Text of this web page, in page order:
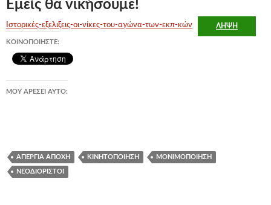
Εμείς θα νικήσουμε!
Ιστορικές-εξελιξεις-οι-νίκες-του-αγώνα-των-εκπ-κών ΛΉΨΗ
ΚΟΙΝΟΠΟΙΉΣΤΕ:
ΜΟΥ ΑΡΈΣΕΙ ΑΥΤΌ:
ΑΠΕΡΓΊΑ ΑΠΟΧΉ ΚΙΝΗΤΟΠΟΊΗΣΗ ΜΟΝΙΜΟΠΟΊΗΣΗ
ΝΕΟΔΙΌΡΙΣΤΟΙ